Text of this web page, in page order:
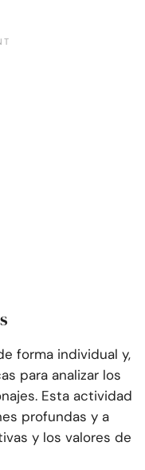
forma individual y,
para analizar los
Esta actividad
profundas y a
y los valores de